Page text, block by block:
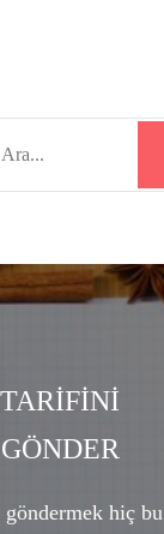
TARİFİNİ
GÖNDER
hiç bu